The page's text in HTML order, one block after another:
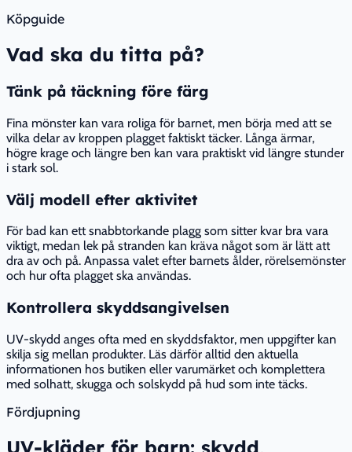
Köpguide
Vad ska du titta på?
Tänk på täckning före färg
Fina mönster kan vara roliga för barnet, men börja med att se
vilka delar av kroppen plagget faktiskt täcker. Långa ärmar,
högre krage och längre ben kan vara praktiskt vid längre stunder
i stark sol.
Välj modell efter aktivitet
För bad kan ett snabbtorkande plagg som sitter kvar bra vara
viktigt, medan lek på stranden kan kräva något som är lätt att
dra av och på. Anpassa valet efter barnets ålder, rörelsemönster
och hur ofta plagget ska användas.
Kontrollera skyddsangivelsen
UV-skydd anges ofta med en skyddsfaktor, men uppgifter kan
skilja sig mellan produkter. Läs därför alltid den aktuella
informationen hos butiken eller varumärket och komplettera
med solhatt, skugga och solskydd på hud som inte täcks.
Fördjupning
UV-kläder för barn: skydd,